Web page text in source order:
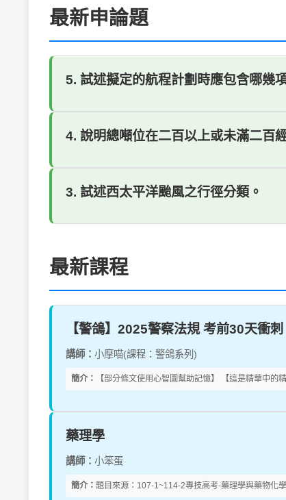
最新申論題
5. 試述擬定的航程計劃時應包含哪幾
4. 說明總噸位在二百以上或未滿二百
3. 試述西太平洋颱風之行徑分類。
最新課程
【警鴿】2025警察法規 考前30天衝刺
講師： 小摩喵(課程：警鴿系列)
簡介： 【部分條文使用心智圖幫助記憶】 【這是精華中
藥理學
講師： 小笨蛋
簡介： 題目來源：107-1~114-2專技高考-藥理學與藥物化